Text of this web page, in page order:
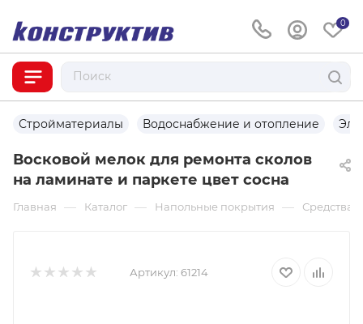
0
Стройматериалы Водоснабжение и отопление
Восковой мелок для ремонта сколов
на ламинате и паркете цвет сосна
Главная — Каталог — Напольные покрытия — Средства
Артикул: 61214